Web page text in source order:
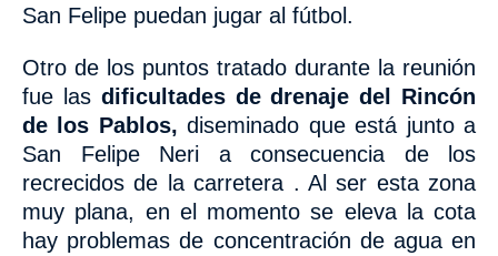
San Felipe puedan jugar al fútbol.
Otro de los puntos tratado durante la reunión
fue las dificultades de drenaje del Rincón
de los Pablos, diseminado que está junto a
San Felipe Neri a consecuencia de los
recrecidos de la carretera . Al ser esta zona
muy plana, en el momento se eleva la cota
hay problemas de concentración de agua en